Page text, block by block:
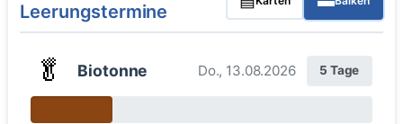
Leerungstermine
🥬 Biotonne Do., 13.08.2026 5 Tage